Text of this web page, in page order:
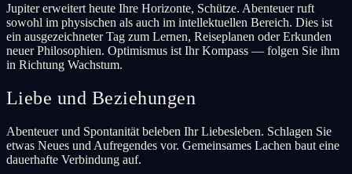
Jupiter erweitert heute Ihre Horizonte, Schütze. Abenteuer ruft
sowohl im physischen als auch im intellektuellen Bereich. Dies ist
ein ausgezeichneter Tag zum Lernen, Reiseplanen oder Erkunden
neuer Philosophien. Optimismus ist Ihr Kompass — folgen Sie ihm
in Richtung Wachstum.
Liebe und Beziehungen
Abenteuer und Spontanität beleben Ihr Liebesleben. Schlagen Sie
etwas Neues und Aufregendes vor. Gemeinsames Lachen baut eine
dauerhafte Verbindung auf.